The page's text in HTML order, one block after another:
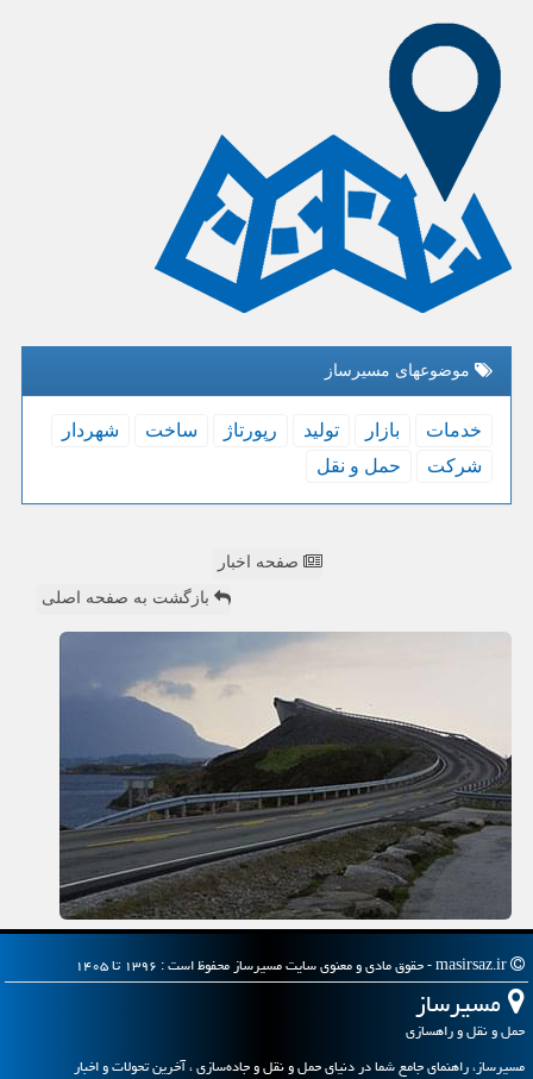
موضوعهای مسیرساز
خدمات بازار تولید رپورتاژ ساخت
شهردار
شركت
حمل و نقل
صفحه اخبار
بازگشت به صفحه اصلی
مسیرساز
حمل و نقل و راهسازی
مسیرساز، راهنمای جامع شما در دنیای حمل و نقل و جاده‌سازی ، آخرین تحولات و اخبار